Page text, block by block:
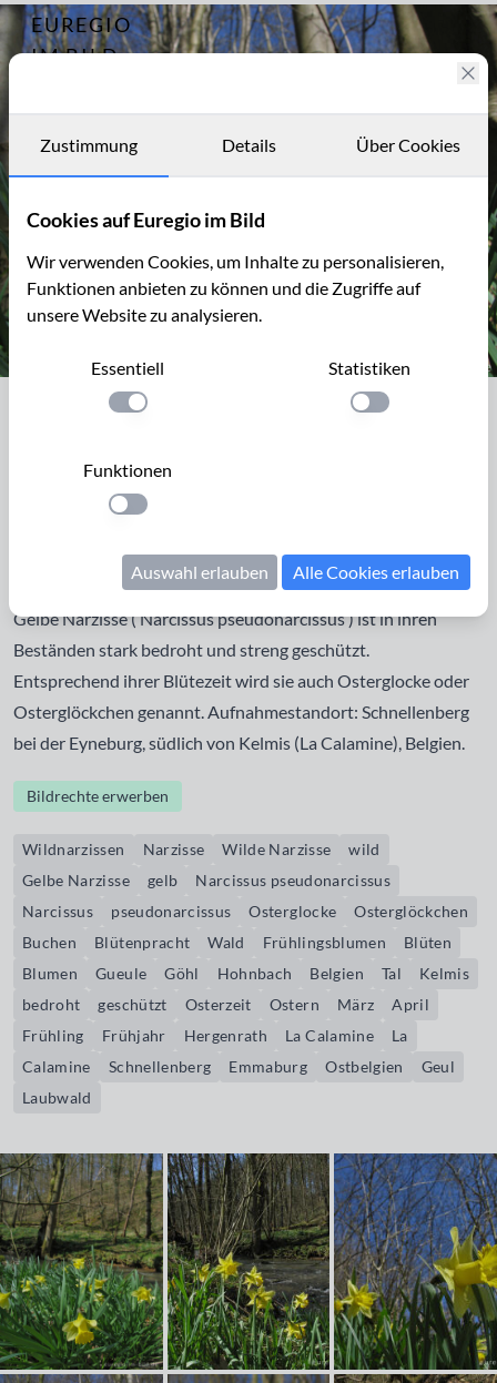
EUREGIO
IM BILD
Archiv
Kontakt
Archiv 892
Wildnarzissen bei Kelmis (B)
Wildnarzissen bei Kelmis (B)
Nicht nur im Perlbachtal in der Eifel wachsen Wildnarzissen,
auch südlich von Kelmis gibt es ausgedehnte Bestände!
Hängen und auf dem Höhenrücken des Schnellenbergs
wachsen die Narzissen im(!) Wald. Die Wildnarzisse oder
Gelbe Narzisse ( Narcissus pseudonarcissus ) ist in ihren
Beständen stark bedroht und streng geschützt.
Entsprechend ihrer Blütezeit wird sie auch Osterglocke oder
Osterglöckchen genannt. Aufnahmestandort: Schnellenberg
bei der Eyneburg, südlich von Kelmis (La Calamine), Belgien.
Bildrechte erwerben
Wildnarzissen Narzisse Wilde Narzisse
wild
Gelbe Narzisse
gelb
Narcissus pseudonarcissus
Narcissus
pseudonarcissus Osterglocke
Osterglöckchen
Buchen
Blütenpracht Wald Frühlingsblumen
Blüten
Blumen
Gueule Göhl Hohnbach Belgien Tal
Kelmis
bedroht
geschützt Osterzeit Ostern März
April
Frühling
Frühjahr Hergenrath La Calamine
La
Calamine
Schnellenberg Emmaburg Ostbelgien
Geul
Laubwald
Zustimmung Details Über Cookies
Cookies auf Euregio im Bild
Wir verwenden Cookies, um Inhalte zu personalisieren,
Funktionen anbieten zu können und die Zugriffe auf
unsere Website zu analysieren.
Essentiell
Einstellung anwenden
Statistiken
Einstellung
Funktionen
Einstellung anwenden
Auswahl erlauben Alle Cookies erlauben